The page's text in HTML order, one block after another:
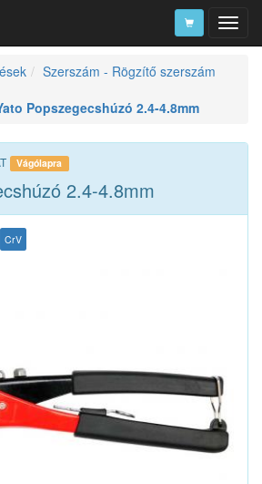
Szerszám - Rögzítő szerszám
Popszegecshúzó 2.4-4.8mm
Vágólapra
2.4-4.8mm
CrV